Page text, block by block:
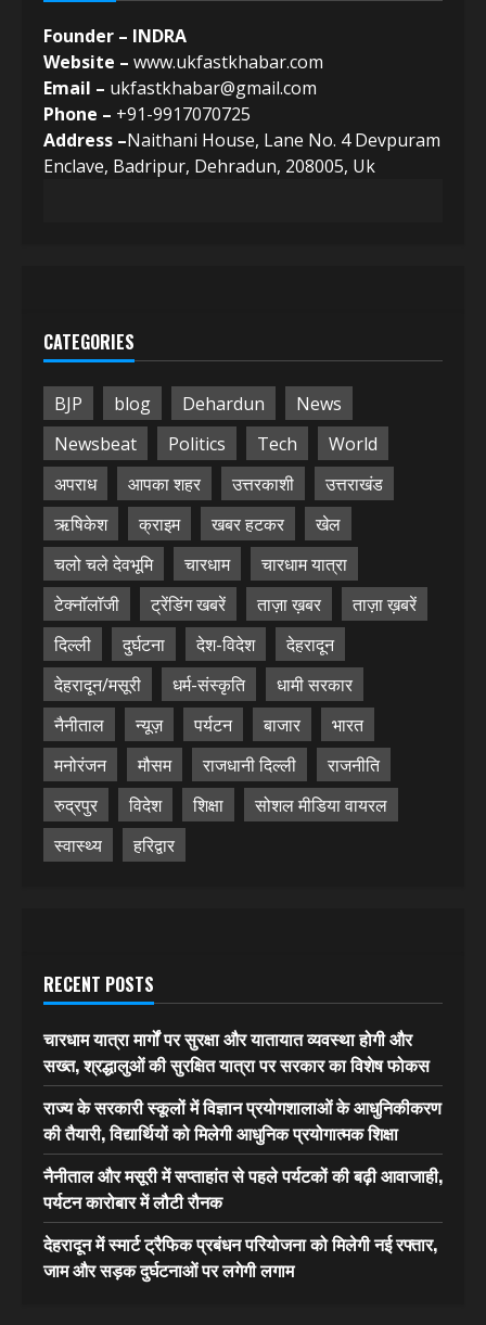
Founder – INDRA
Website – www.ukfastkhabar.com
Email – ukfastkhabar@gmail.com
Phone – +91-9917070725
Address –Naithani House, Lane No. 4 Devpuram
Enclave, Badripur, Dehradun, 208005, Uk
CATEGORIES
BJP blog Dehardun
News
Newsbeat
Politics Tech
World
अपराध
आपका शहर उत्तरकाशी
उत्तराखंड
ऋषिकेश
क्राइम खबर हटकर
खेल
चलो चले देवभूमि
चारधाम
चारधाम यात्रा
टेक्नॉलॉजी
ट्रेंडिंग खबरें ताज़ा ख़बर
ताज़ा ख़बरें
दिल्ली
दुर्घटना देश-विदेश
देहरादून
देहरादून/मसूरी
धर्म-संस्कृति
धामी सरकार
नैनीताल
न्यूज़ पर्यटन बाजार
भारत
मनोरंजन
मौसम राजधानी दिल्ली
राजनीति
रुद्रपुर
विदेश शिक्षा
सोशल मीडिया वायरल
स्वास्थ्य
हरिद्वार
RECENT POSTS
चारधाम यात्रा मार्गों पर सुरक्षा और यातायात व्यवस्था होगी और
सख्त, श्रद्धालुओं की सुरक्षित यात्रा पर सरकार का विशेष फोकस
राज्य के सरकारी स्कूलों में विज्ञान प्रयोगशालाओं के आधुनिकीकरण
की तैयारी, विद्यार्थियों को मिलेगी आधुनिक प्रयोगात्मक शिक्षा
नैनीताल और मसूरी में सप्ताहांत से पहले पर्यटकों की बढ़ी आवाजाही,
पर्यटन कारोबार में लौटी रौनक
देहरादून में स्मार्ट ट्रैफिक प्रबंधन परियोजना को मिलेगी नई रफ्तार,
जाम और सड़क दुर्घटनाओं पर लगेगी लगाम